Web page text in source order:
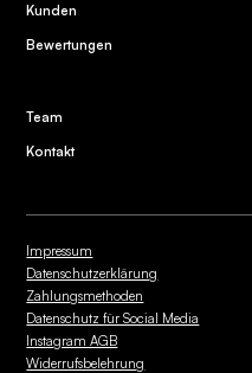
Kunden
Bewertungen
Team
Kontakt
Impressum
Datenschutzerklärung
Zahlungsmethoden
Datenschutz für Social Media
Instagram AGB
Widerrufsbelehrung